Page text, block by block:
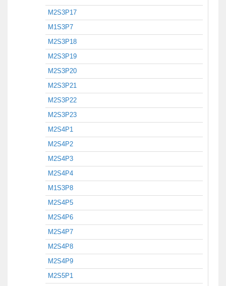
M2S3P17
M1S3P7
M2S3P18
M2S3P19
M2S3P20
M2S3P21
M2S3P22
M2S3P23
M2S4P1
M2S4P2
M2S4P3
M2S4P4
M1S3P8
M2S4P5
M2S4P6
M2S4P7
M2S4P8
M2S4P9
M2S5P1